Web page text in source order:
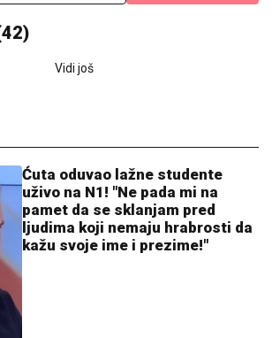
spakovala kofere i napustila stan u
PREKO CELE ZADNJICE!
pevačica se okrenula na plaži i
Kipru
DUGO ČEKAO NA NOVI KLUB:
gde Aleksej Pokuševski nastavlja